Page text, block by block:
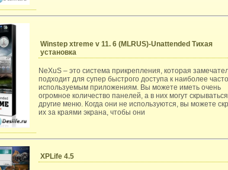
Winstep xtreme v 11. 6 (MLRUS)-Unattended Тихая
установка
NeXuS – это система прикрепления, которая
подходит для супер быстрого доступа к наиболее часто
используемым приложениям. Вы можете иметь очень
огромное количество панелей, а в них могут скрываться
другие меню. Когда они не используются, вы можете
их за краями экрана, чтобы они
XPLife 4.5